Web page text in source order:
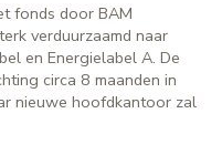
fonds door BAM
verduurzaamd naar
en Energielabel A. De
circa 8 maanden in
nieuwe hoofdkantoor zal